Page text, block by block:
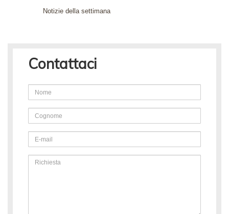
Notizie della settimana
Contattaci